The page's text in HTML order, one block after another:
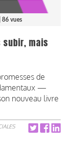
| 86 vues
subir, mais
de
—
nouveau livre